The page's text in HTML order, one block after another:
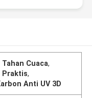
Tahan Cuaca,
Praktis,
Anti UV 3D